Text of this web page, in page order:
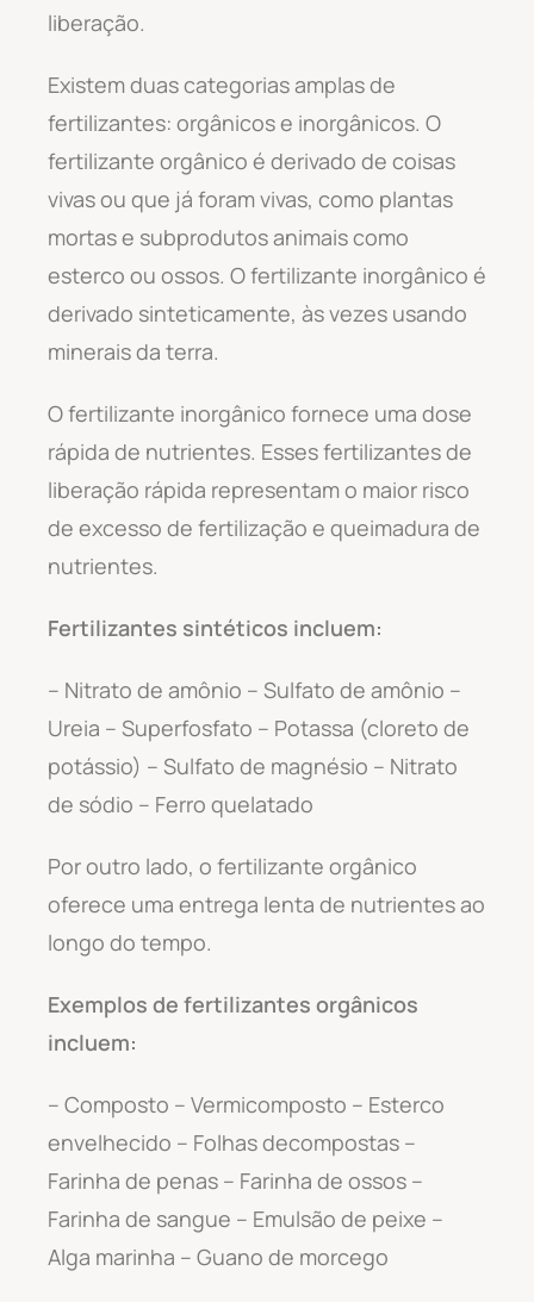
liberação.
Existem duas categorias amplas de
fertilizantes: orgânicos e inorgânicos. O
fertilizante orgânico é derivado de coisas
vivas ou que já foram vivas, como plantas
mortas e subprodutos animais como
esterco ou ossos. O fertilizante inorgânico é
derivado sinteticamente, às vezes usando
minerais da terra.
O fertilizante inorgânico fornece uma dose
rápida de nutrientes. Esses fertilizantes de
liberação rápida representam o maior risco
de excesso de fertilização e queimadura de
nutrientes.
Fertilizantes sintéticos incluem:
– Nitrato de amônio – Sulfato de amônio –
Ureia – Superfosfato – Potassa (cloreto de
potássio) – Sulfato de magnésio – Nitrato
de sódio – Ferro quelatado
Por outro lado, o fertilizante orgânico
oferece uma entrega lenta de nutrientes ao
longo do tempo.
Exemplos de fertilizantes orgânicos
incluem:
– Composto – Vermicomposto – Esterco
envelhecido – Folhas decompostas –
Farinha de penas – Farinha de ossos –
Farinha de sangue – Emulsão de peixe –
Alga marinha – Guano de morcego